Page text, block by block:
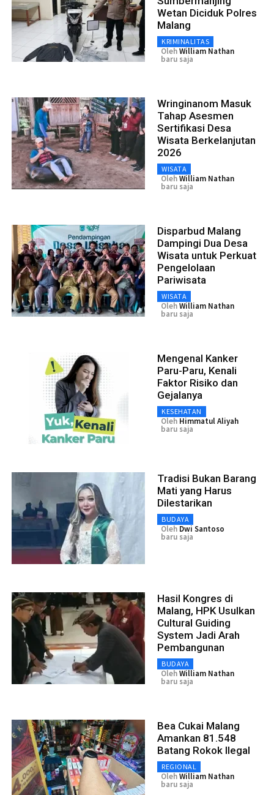
Wetan Diciduk Polres
Malang
KRIMINALITAS
OlehWilliam Nathan
baru saja
Wringinanom Masuk
Tahap Asesmen
Sertifikasi Desa
Wisata Berkelanjutan
2026
WISATA
OlehWilliam Nathan
baru saja
Disparbud Malang
Dampingi Dua Desa
Wisata untuk Perkuat
Pengelolaan
Pariwisata
WISATA
OlehWilliam Nathan
baru saja
Mengenal Kanker
Paru-Paru, Kenali
Faktor Risiko dan
Gejalanya
KESEHATAN
Oleh Himmatul Aliyah
baru saja
Tradisi Bukan Barang
Mati yang Harus
Dilestarikan
BUDAYA
Oleh Dwi Santoso
baru saja
Hasil Kongres di
Malang, HPK Usulkan
Cultural Guiding
System Jadi Arah
Pembangunan
BUDAYA
OlehWilliam Nathan
baru saja
Bea Cukai Malang
Amankan 81.548
Batang Rokok Ilegal
REGIONAL
OlehWilliam Nathan
baru saja